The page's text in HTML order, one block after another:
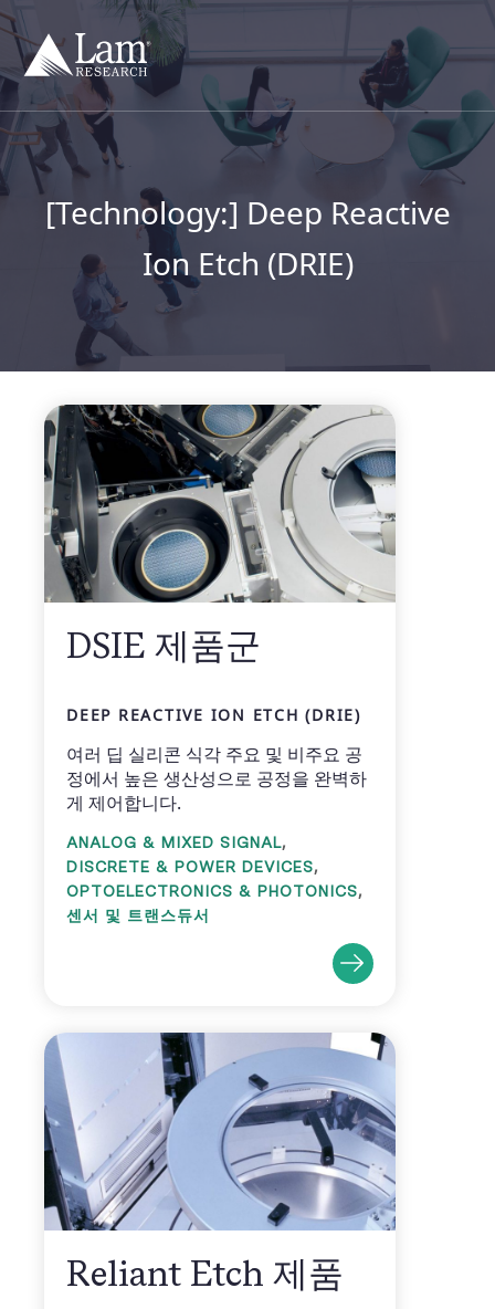
컨
텐
츠
너
기
[Technology:] Deep Reactive
Ion Etch (DRIE)
DSIE 제품군
DEEP REACTIVE ION ETCH (DRIE)
여러 딥 실리콘 식각 주요 및 비주요 공
정에서 높은 생산성으로 공정을 완벽하
게 제어합니다.
ANALOG & MIXED SIGNAL,
DISCRETE & POWER DEVICES,
OPTOELECTRONICS & PHOTONICS,
센서 및 트랜스듀서
Reliant Etch 제품